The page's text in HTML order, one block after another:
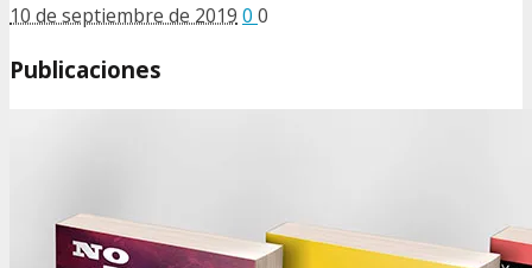
10 de septiembre de 2019 0 0
Publicaciones